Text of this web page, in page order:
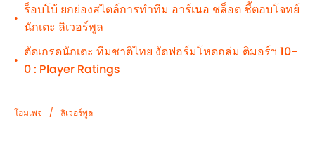
•
ร็อบโบ้ ยกย่องสไตล์การทำทีม อาร์เนอ ชล็อต ชี้ตอบโจทย์
นักเตะ ลิเวอร์พูล
•
ตัดเกรดนักเตะ ทีมชาติไทย งัดฟอร์มโหดถล่ม ติมอร์ฯ 10-
0 : Player Ratings
โฮมเพจ / ลิเวอร์พูล